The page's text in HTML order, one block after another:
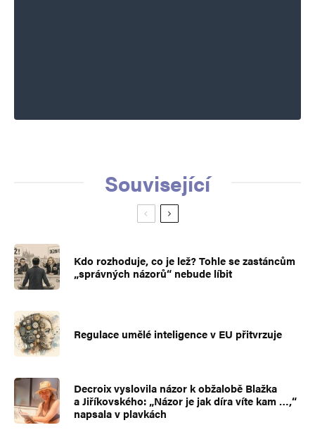
Související
Kdo rozhoduje, co je lež? Tohle se zastáncům
„správných názorů“ nebude líbit
Regulace umělé inteligence v EU přitvrzuje
Decroix vyslovila názor k obžalobě Blažka
a Jiříkovského: „Názor je jak díra víte kam …,“
napsala v plavkách